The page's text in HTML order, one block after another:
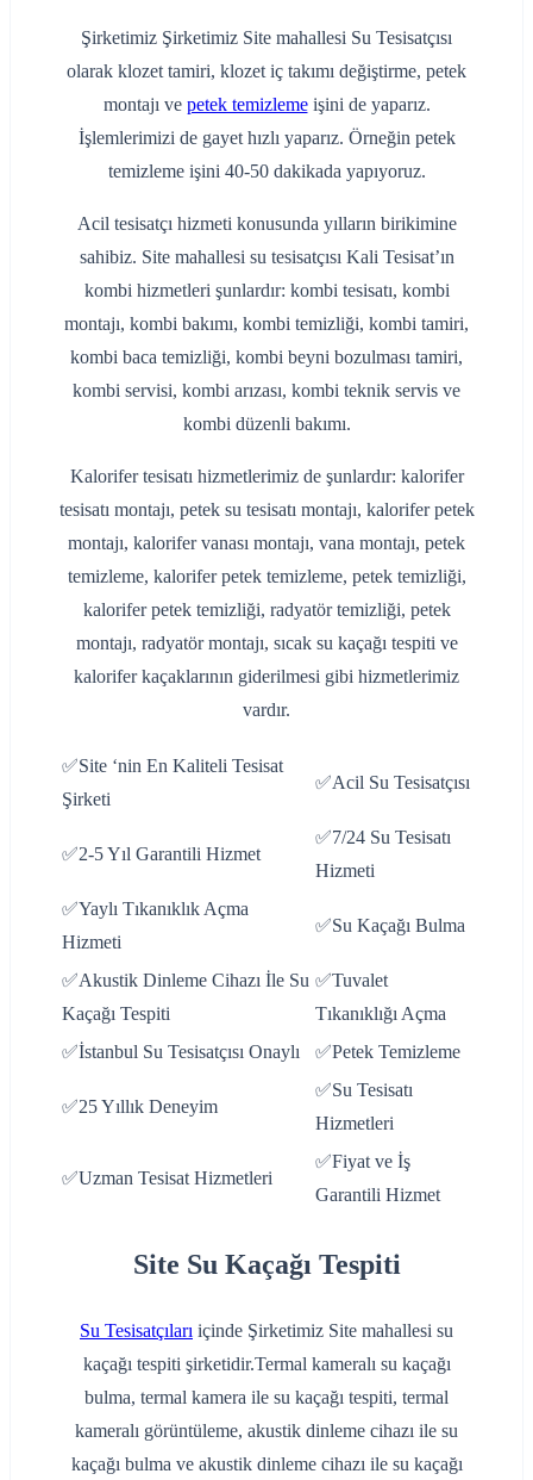
Şirketimiz Şirketimiz Site mahallesi Su Tesisatçısı
olarak klozet tamiri, klozet iç takımı değiştirme, petek
montajı ve petek temizlemeişini de yaparız.
İşlemlerimizi de gayet hızlı yaparız. Örneğin petek
temizleme işini 40-50 dakikada yapıyoruz.
Acil tesisatçı hizmeti konusunda yılların birikimine
sahibiz. Site mahallesi su tesisatçısı Kali Tesisat’ın
kombi hizmetleri şunlardır: kombi tesisatı, kombi
montajı, kombi bakımı, kombi temizliği, kombi tamiri,
kombi baca temizliği, kombi beyni bozulması tamiri,
kombi servisi, kombi arızası, kombi teknik servis ve
kombi düzenli bakımı.
Kalorifer tesisatı hizmetlerimiz de şunlardır: kalorifer
tesisatı montajı, petek su tesisatı montajı, kalorifer petek
montajı, kalorifer vanası montajı, vana montajı, petek
temizleme, kalorifer petek temizleme, petek temizliği,
kalorifer petek temizliği, radyatör temizliği, petek
montajı, radyatör montajı, sıcak su kaçağı tespiti ve
kalorifer kaçaklarının giderilmesi gibi hizmetlerimiz
vardır.
✅Site ‘nin En Kaliteli Tesisat
Şirketi
✅Acil Su Tesisatçısı
✅2-5 Yıl Garantili Hizmet
✅7/24 Su Tesisatı
Hizmeti
✅Yaylı Tıkanıklık Açma
Hizmeti
✅Su Kaçağı Bulma
✅Akustik Dinleme Cihazı İle Su
Kaçağı Tespiti
✅Tuvalet
Tıkanıklığı Açma
✅İstanbul Su Tesisatçısı Onaylı
✅Petek Temizleme
✅25 Yıllık Deneyim
✅Su Tesisatı
Hizmetleri
✅Uzman Tesisat Hizmetleri
✅Fiyat ve İş
Garantili Hizmet
Site Su Kaçağı Tespiti
Su Tesisatçıları içinde Şirketimiz Site mahallesi su
kaçağı tespiti şirketidir.Termal kameralı su kaçağı
bulma, termal kamera ile su kaçağı tespiti, termal
kameralı görüntüleme, akustik dinleme cihazı ile su
kaçağı bulma ve akustik dinleme cihazı ile su kaçağı